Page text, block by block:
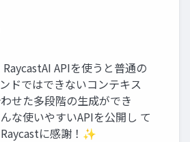
RaycastAI APIを使うと普通の
ドではできないコンテキス
せた多段階の生成ができ
な使いやすいAPIを公開し て
に感謝！✨